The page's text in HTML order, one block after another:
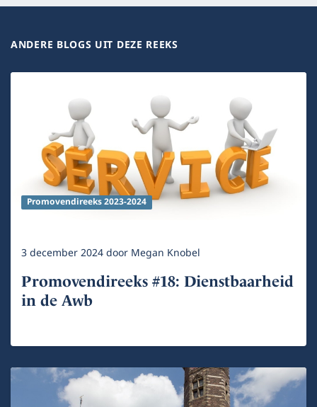
ANDERE BLOGS UIT DEZE REEKS
Promovendireeks 2023-2024
3 december 2024door Megan Knobel
Promovendireeks #18: Dienstbaarheid
in de Awb